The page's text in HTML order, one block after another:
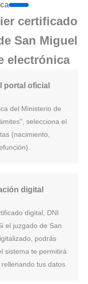
certificado
San Miguel
electrónica
portal oficial
del Ministerio de
selecciona el
(nacimiento,
digital
digital, DNI
el juzgado de San
podrás
sistema te permitirá
tus datos.